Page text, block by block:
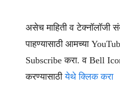
असेच माहिती व टेक्नॉलॉजी
पाहण्यासाठी आमच्या
Subscribe करा. व Bell
करण्यासाठीयेथे क्लिक करा